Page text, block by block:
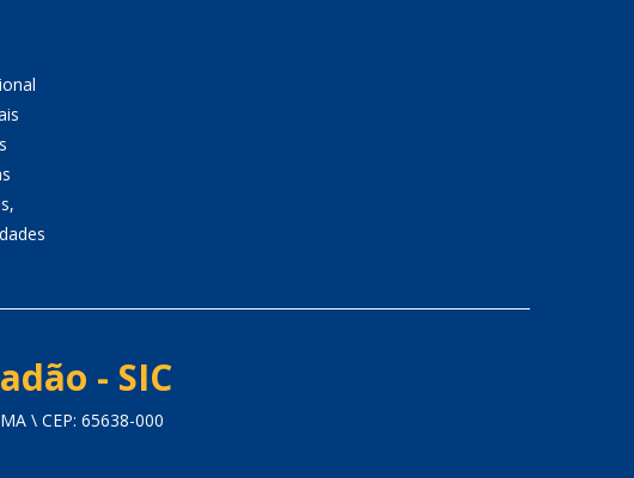
- SIC
\ CEP: 65638-000